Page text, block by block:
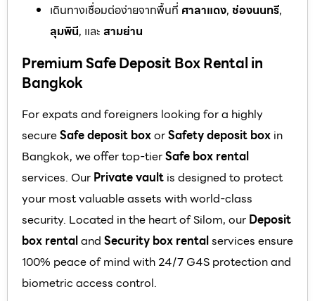
เดินทางเชื่อมต่อง่ายจากพื้นที่ ศาลาแดง, ช่องนนทรี,
ลุมพินี, และ สามย่าน
Premium Safe Deposit Box Rental in
Bangkok
For expats and foreigners looking for a highly
secureSafe deposit boxorSafety deposit box in
Bangkok, we offer top-tierSafe box rental
services. Our Private vault is designed to protect
your most valuable assets with world-class
security. Located in the heart of Silom, our Deposit
box rentaland Security box rentalservices ensure
100% peace of mind with 24/7 G4S protection and
biometric access control.